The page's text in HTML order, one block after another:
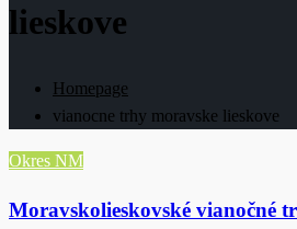
lieskove
Homepage
vianocne trhy moravske lieskove
Okres NM
Moravskolieskovské vianočné